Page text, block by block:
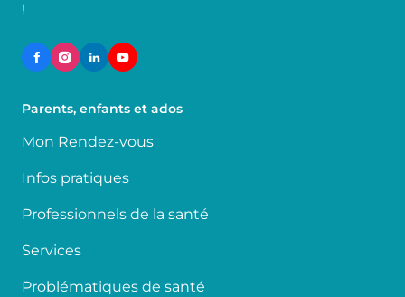
!
Parents, enfants et ados
Mon Rendez-vous
Infos pratiques
Professionnels de la santé
Services
Problématiques de santé